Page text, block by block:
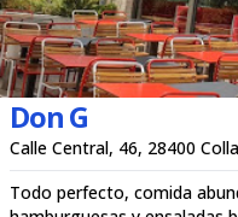
Don G
Calle Central, 46, 28400
Todo perfecto, comida